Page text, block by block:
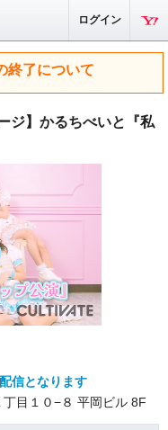
ログイン
終了について
ジ】かるちべいと『私
信となります
目１０−８ 平岡ビル 8F